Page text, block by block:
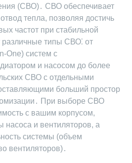
(СВО)․ СВО обеспечивает
тепла, позволяя достичь
частот при стабильной
типы СВО⁚ от
One) систем с
и насосом до более
СВО с отдельными
больший простор
При выборе СВО
с вашим корпусом,
насоса и вентиляторов, а
системы (объем
вентиляторов)․